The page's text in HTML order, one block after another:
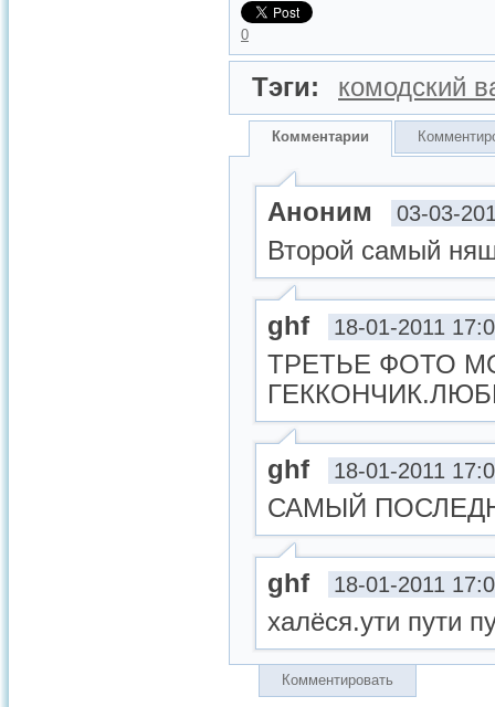
0
Тэги: комодский
Комментарии
Аноним 03-03-
Второй самый
ghf 18-01-2011
ТРЕТЬЕ ФОТО
ghf 18-01-2011
САМЫЙ
ghf 18-01-2011
халёся.ути пути
Комментировать